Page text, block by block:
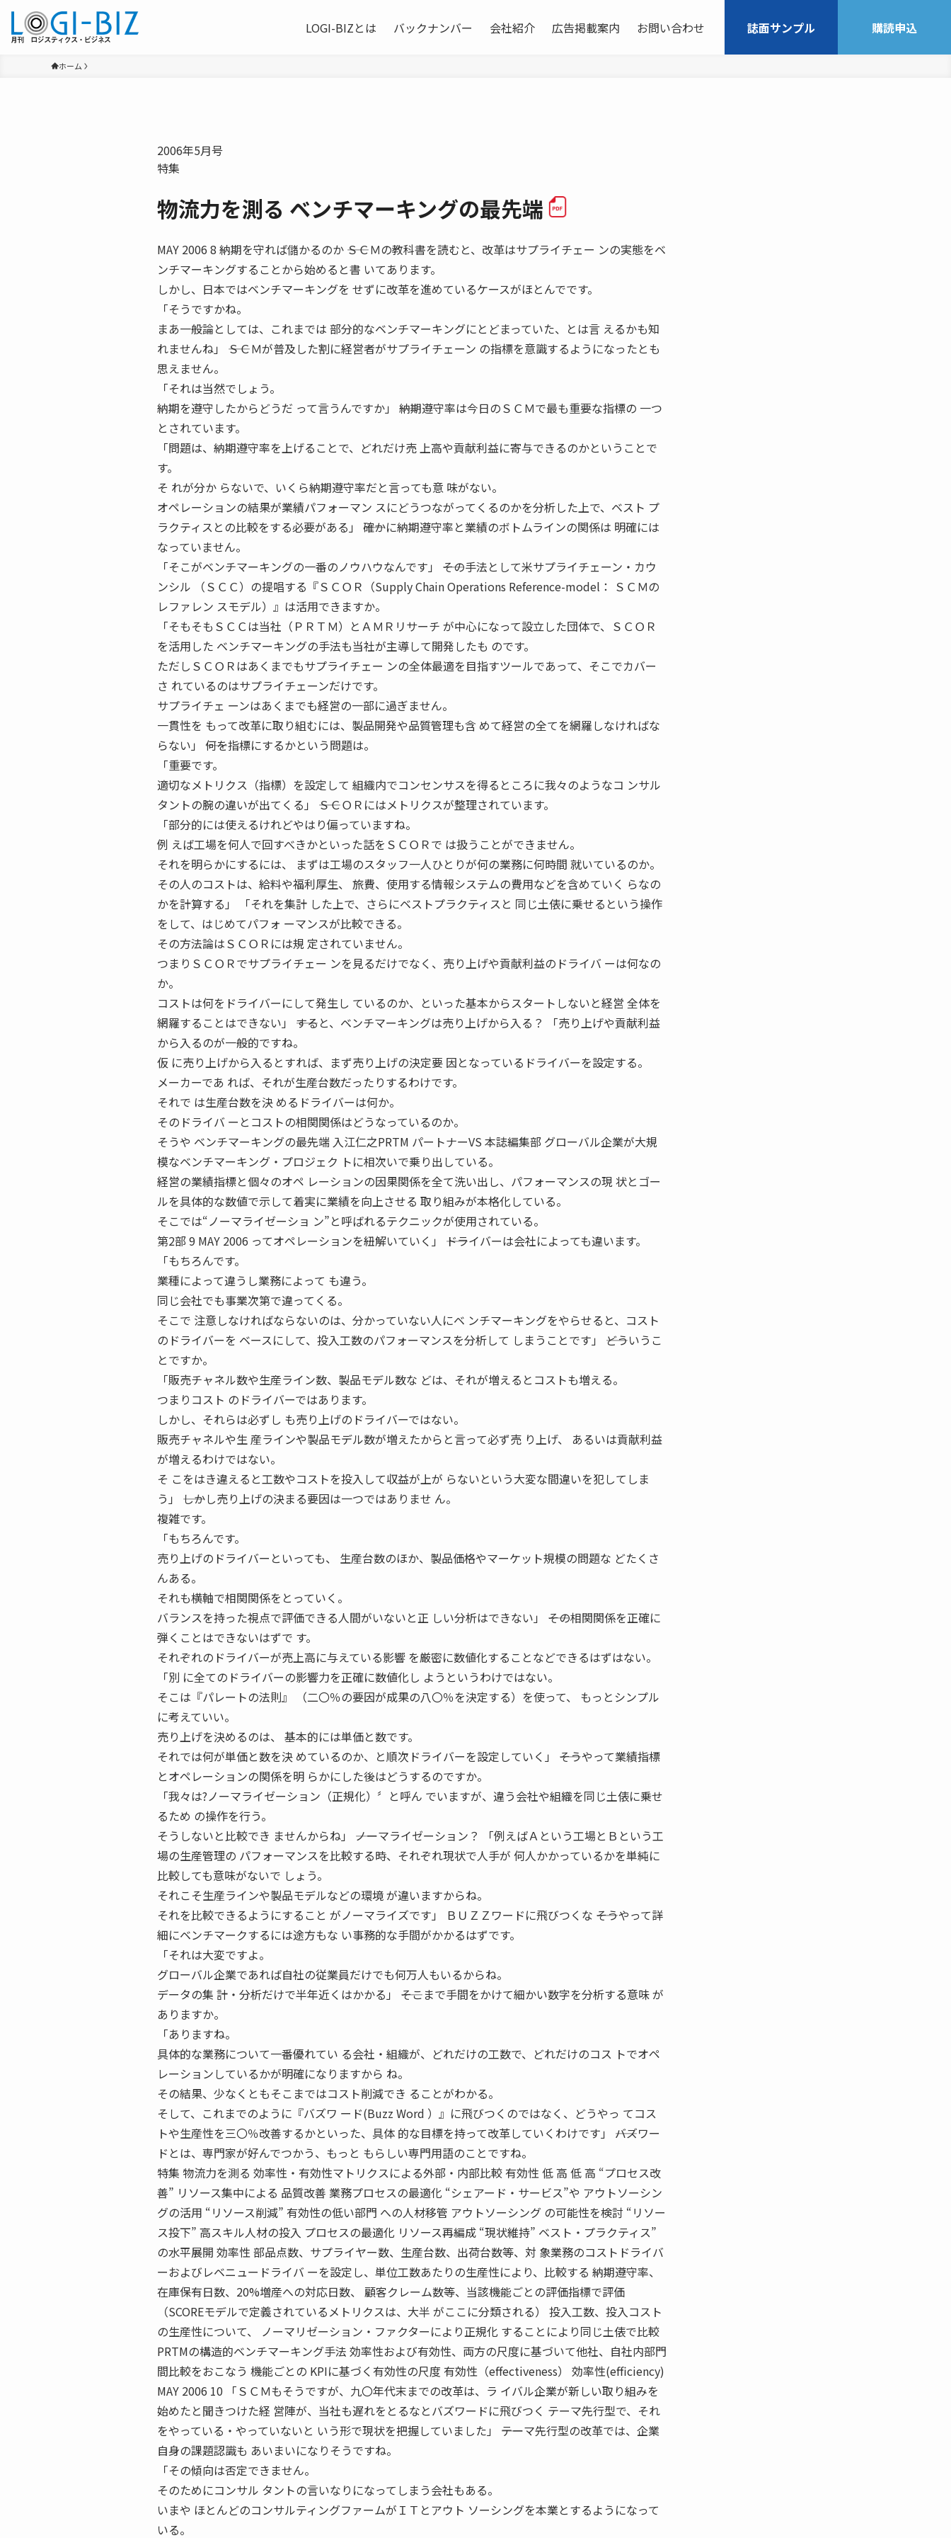
LOGI-BIZとは バックナンバー 会社紹介 広告掲載案内 お問い合わせ 誌面サンプル 購読申込
ホーム
2006年5月号
特集
物流力を測る ベンチマーキングの最先端
MAY 2006 8 納期を守れば儲かるのか ――ＳＣＭの教科書を読むと、改革はサプライチェー ンの実態をベ
ンチマーキングすることから始めると書 いてあります。
しかし、日本ではベンチマーキングを せずに改革を進めているケースがほとんでです。
「そうですかね。
まあ一般論としては、これまでは 部分的なベンチマーキングにとどまっていた、とは言 えるかも知
れませんね」 ――ＳＣＭが普及した割に経営者がサプライチェーン の指標を意識するようになったとも
思えません。
「それは当然でしょう。
納期を遵守したからどうだ って言うんですか」 ――納期遵守率は今日のＳＣＭで最も重要な指標の 一つ
とされています。
「問題は、納期遵守率を上げることで、どれだけ売 上高や貢献利益に寄与できるのかということで
す。
そ れが分か らないで、いくら納期遵守率だと言っても意 味がない。
オペレーションの結果が業績パフォーマン スにどうつながってくるのかを分析した上で、ベスト プ
ラクティスとの比較をする必要がある」 ――確かに納期遵守率と業績のボトムラインの関係は 明確には
なっていません。
「そこがベンチマーキングの一番のノウハウなんです」 ――その手法として米サプライチェーン・カウ
ンシル （ＳＣＣ）の提唱する『ＳＣＯＲ（Supply Chain Operations Reference-model： ＳＣＭの
レファレン スモデル）』は活用できますか。
「そもそもＳＣＣは当社（ＰＲＴＭ）とＡＭＲリサーチ が中心になって設立した団体で、ＳＣＯＲ
を活用した ベンチマーキングの手法も当社が主導して開発したも のです。
ただしＳＣＯＲはあくまでもサプライチェー ンの全体最適を目指すツールであって、そこでカバー
さ れているのはサプライチェーンだけです。
サプライチェ ーンはあくまでも経営の一部に過ぎません。
一貫性を もって改革に取り組むには、製品開発や品質管理も含 めて経営の全てを網羅しなければな
らない」 ――何を指標にするかという問題は。
「重要です。
適切なメトリクス（指標）を設定して 組織内でコンセンサスを得るところに我々のようなコ ンサル
タントの腕の違いが出てくる」 ――ＳＣＯＲにはメトリクスが整理されています。
「部分的には使えるけれどやはり偏っていますね。
例 えば工場を何人で回すべきかといった話をＳＣＯＲで は扱うことができません。
それを明らかにするには、 まずは工場のスタッフ一人ひとりが何の業務に何時間 就いているのか。
その人のコストは、給料や福利厚生、 旅費、使用する情報システムの費用などを含めていく らなの
かを計算する」 「それを集計 した上で、さらにベストプラクティスと 同じ土俵に乗せるという操作
をして、はじめてパフォ ーマンスが比較できる。
その方法論はＳＣＯＲには規 定されていません。
つまりＳＣＯＲでサプライチェー ンを見るだけでなく、売り上げや貢献利益のドライバ ーは何なの
か。
コストは何をドライバーにして発生し ているのか、といった基本からスタートしないと経営 全体を
網羅することはできない」 ――すると、ベンチマーキングは売り上げから入る？ 「売り上げや貢献利益
から入るのが一般的ですね。
仮 に売り上げから入るとすれば、まず売り上げの決定要 因となっているドライバーを設定する。
メーカーであ れば、それが生産台数だったりするわけです。
それで は生産台数を決 めるドライバーは何か。
そのドライバ ーとコストの相関関係はどうなっているのか。
そうや ベンチマーキングの最先端 入江仁之PRTM パートナーVS 本誌編集部 グローバル企業が大規
模なベンチマーキング・プロジェク トに相次いで乗り出している。
経営の業績指標と個々のオペ レーションの因果関係を全て洗い出し、パフォーマンスの現 状とゴー
ルを具体的な数値で示して着実に業績を向上させる 取り組みが本格化している。
そこでは“ノーマライゼーショ ン”と呼ばれるテクニックが使用されている。
第2部 9 MAY 2006 ってオペレーションを紐解いていく」 ――ドライバーは会社によっても違います。
「もちろんです。
業種によって違うし業務によって も違う。
同じ会社でも事業次第で違ってくる。
そこで 注意しなければならないのは、分かっていない人にベ ンチマーキングをやらせると、コスト
のドライバーを ベースにして、投入工数のパフォーマンスを分析して しまうことです」 ――どういうこ
とですか。
「販売チャネル数や生産ライン数、製品モデル数な どは、それが増えるとコストも増える。
つまりコスト のドライバーではあります。
しかし、それらは必ずし も売り上げのドライバーではない。
販売チャネルや生 産ラインや製品モデル数が増えたからと言って必ず売 り上げ、 あるいは貢献利益
が増えるわけではない。
そ こをはき違えると工数やコストを投入して収益が上が らないという大変な間違いを犯してしま
う」 ――しかし売り上げの決まる要因は一つではありませ ん。
複雑です。
「もちろんです。
売り上げのドライバーといっても、 生産台数のほか、製品価格やマーケット規模の問題な どたくさ
んある。
それも横軸で相関関係をとっていく。
バランスを持った視点で評価できる人間がいないと正 しい分析はできない」 ――その相関関係を正確に
弾くことはできないはずで す。
それぞれのドライバーが売上高に与えている影響 を厳密に数値化することなどできるはずはない。
「別 に全てのドライバーの影響力を正確に数値化し ようというわけではない。
そこは『パレートの法則』 （二〇％の要因が成果の八〇％を決定する）を使って、 もっとシンプル
に考えていい。
売り上げを決めるのは、 基本的には単価と数です。
それでは何が単価と数を決 めているのか、と順次ドライバーを設定していく」 ――そうやって業績指標
とオペレーションの関係を明 らかにした後はどうするのですか。
「我々は?ノーマライゼーション（正規化）〞と呼ん でいますが、違う会社や組織を同じ土俵に乗せ
るため の操作を行う。
そうしないと比較でき ませんからね」 ――ノーマライゼーション？ 「例えばＡという工場とＢという工
場の生産管理の パフォーマンスを比較する時、それぞれ現状で人手が 何人かかっているかを単純に
比較しても意味がないで しょう。
それこそ生産ラインや製品モデルなどの環境 が違いますからね。
それを比較できるようにすること がノーマライズです」 ＢＵＺＺワードに飛びつくな ――そうやって詳
細にベンチマークするには途方もな い事務的な手間がかかるはずです。
「それは大変ですよ。
グローバル企業であれば自社の従業員だけでも何万人もいるからね。
データの集 計・分析だけで半年近くはかかる」 ――そこまで手間をかけて細かい数字を分析する意味 が
ありますか。
「ありますね。
具体的な業務について一番優れてい る会社・組織が、どれだけの工数で、どれだけのコス トでオペ
レーションしているかが明確になりますから ね。
その結果、少なくともそこまではコスト削減でき ることがわかる。
そして、これまでのように『バズワ ード(Buzz Word ）』に飛びつくのではなく、どうやっ てコス
トや生産性を三〇％改善するかといった、具体 的な目標を持って改革していくわけです」 ――バズワー
ドとは、専門家が好んでつかう、もっと もらしい専門用語のことですね。
特集 物流力を測る 効率性・有効性マトリクスによる外部・内部比較 有効性 低 高 低 高 “プロセス改
善” リソース集中による 品質改善 業務プロセスの最適化 “シェアード・サービス”や アウトソーシン
グの活用 “リソース削減” 有効性の低い部門 への人材移管 アウトソーシング の可能性を検討 “リソー
ス投下” 高スキル人材の投入 プロセスの最適化 リソース再編成 “現状維持” ベスト・プラクティス”
の水平展開 効率性 部品点数、サプライヤー数、生産台数、出荷台数等、対 象業務のコストドライバ
ーおよびレベニュードライバ ーを設定し、単位工数あたりの生産性により、比較する 納期遵守率、
在庫保有日数、20%増産への対応日数、 顧客クレーム数等、当該機能ごとの評価指標で評価
（SCOREモデルで定義されているメトリクスは、大半 がここに分類される） 投入工数、投入コスト
の生産性について、 ノーマリゼーション・ファクターにより正規化 することにより同じ土俵で比較
PRTMの構造的ベンチマーキング手法 効率性および有効性、両方の尺度に基づいて他社、自社内部門
間比較をおこなう 機能ごとの KPIに基づく有効性の尺度 有効性（effectiveness） 効率性(efficiency)
MAY 2006 10 「ＳＣＭもそうですが、九〇年代末までの改革は、ラ イバル企業が新しい取り組みを
始めたと聞きつけた経 営陣が、当社も遅れをとるなとバズワードに飛びつく テーマ先行型で、それ
をやっている・やっていないと いう形で現状を把握していました」 ――テーマ先行型の改革では、企業
自身の課題認識も あいまいになりそうですね。
「その傾向は否定できません。
そのためにコンサル タントの言いなりになってしまう会社もある。
いまや ほとんどのコンサルティングファームがＩＴとアウト ソーシングを本業とするようになって
いる。